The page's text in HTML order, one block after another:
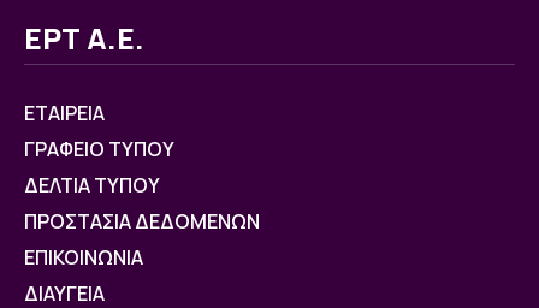
ΕΡΤ Α.Ε.
ΕΤΑΙΡΕΙΑ
ΓΡΑΦΕΙΟ ΤΥΠΟΥ
ΔΕΛΤΙΑ ΤΥΠΟΥ
ΠΡΟΣΤΑΣΙΑ ΔΕΔΟΜΕΝΩΝ
ΕΠΙΚΟΙΝΩΝΙΑ
ΔΙΑΥΓΕΙΑ